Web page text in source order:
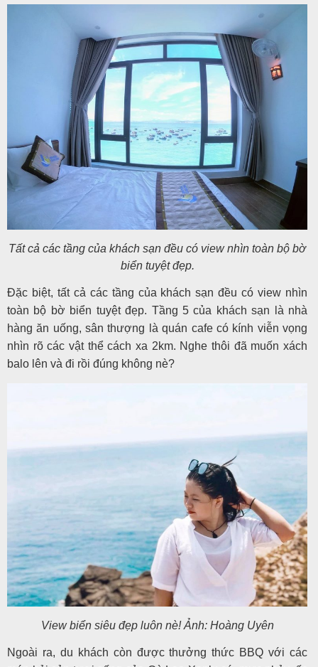
Tất cả các tầng của khách sạn đều có view nhìn toàn bộ bờ
biển tuyệt đẹp.
Đặc biệt, tất cả các tầng của khách sạn đều có view nhìn
toàn bộ bờ biển tuyệt đẹp. Tầng 5 của khách sạn là nhà
hàng ăn uống, sân thượng là quán cafe có kính viễn vọng
nhìn rõ các vật thể cách xa 2km. Nghe thôi đã muốn xách
balo lên và đi rồi đúng không nè?
View biển siêu đẹp luôn nè! Ảnh: Hoàng Uyên
Ngoài ra, du khách còn được thưởng thức BBQ với các